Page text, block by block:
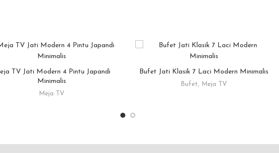
READ MORE
TV Jati Modern 4 Pintu Japandi
Minimalis
Meja TV
READ MORE
Bufet Jati Klasik 7 Laci Modern Minimalis
Bufet, Meja TV